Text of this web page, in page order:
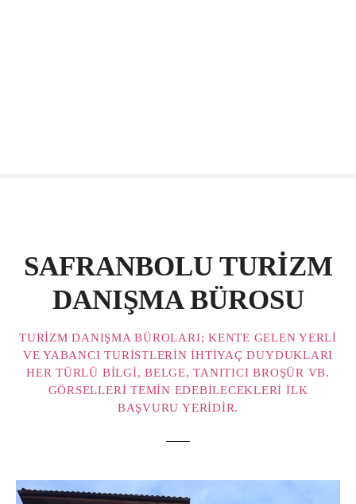
SAFRANBOLU TURİZM
DANIŞMA BÜROSU
TURIZM DANIŞMA BÜROLARI; KENTE GELEN YERLI
VE YABANCI TURISTLERIN IHTIYAÇ DUYDUKLARI
HER TÜRLÜ BILGI, BELGE, TANITICI BROŞÜR VB.
GÖRSELLERI TEMIN EDEBILECEKLERI ILK
BAŞVURU YERIDIR.